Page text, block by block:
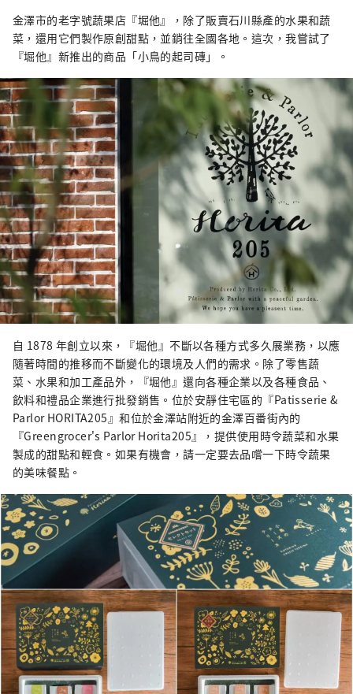
金澤市的老字號蔬果店『堀他』，除了販賣石川縣產的水果和蔬
菜，還用它們製作原創甜點，並銷往全國各地。這次，我嘗試了
『堀他』新推出的商品「小鳥的起司磚」。
自 1878 年創立以來，『堀他』不斷以各種方式多久展業務，以應
隨著時間的推移而不斷變化的環境及人們的需求。除了零售蔬
菜、水果和加工產品外，『堀他』還向各種企業以及各種食品、
飲料和禮品企業進行批發銷售。位於安靜住宅區的『Patisserie &
Parlor HORITA205』和位於金澤站附近的金澤百番街內的
『Greengrocer's Parlor Horita205』，提供使用時令蔬菜和水果
製成的甜點和輕食。如果有機會，請一定要去品嚐一下時令蔬果
的美味餐點。